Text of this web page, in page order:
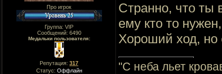
Про игрок
Группа: VIP
Сообщений: 6490
Медальки пользователя:
Репутация: 317
Статус: Оффлайн
Cтранно, что ты
ему кто то
Хороший ход, но
"C неба льет